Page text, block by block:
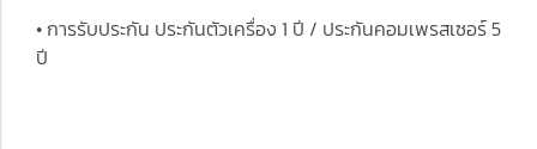
• การรับประกัน ประกันตัวเครื่อง 1 ปี / ประกันคอมเพรสเซอร์ 5
ปี